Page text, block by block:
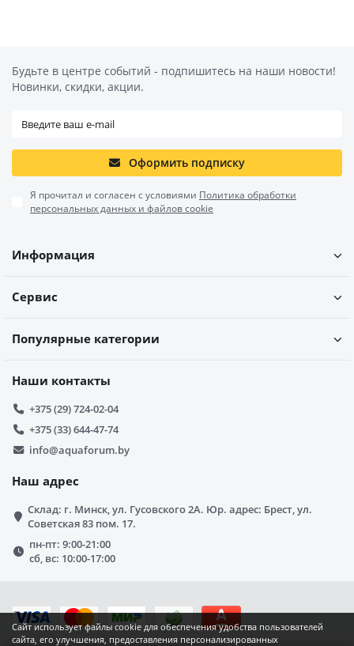
Сайт использует файлы cookie для обеспечения удобства пользователей
сайта, его улучшения, предоставления персонализированных
Будьте в центре событий - подпишитесь на наши новости!
Новинки, скидки, акции.
Оформить подписку
Я прочитал и согласен с условиями Политика обработки
персональных данных и файлов cookie
Информация
Сервис
Популярные категории
Наши контакты
+375 (29) 724-02-04
+375 (33) 644-47-74
info@aquaforum.by
Наш адрес
Склад: г. Минск, ул. Гусовского 2А. Юр. адрес: Брест, ул.
Советская 83 пом. 17.
пн-пт: 9:00-21:00
сб, вс: 10:00-17:00